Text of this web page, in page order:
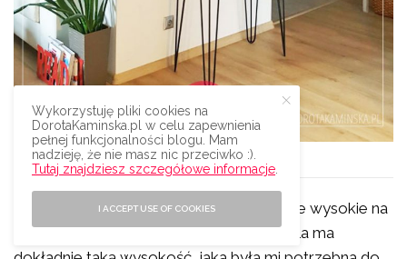
Biała konsola ze skrzyni i czarne nogi hairpin
Śmieję się, że trochę dziwnie wyglądają te wysokie na
71 cm, cienkie nóżki. Ale dzięki nim konsola ma
Wykorzystuję pliki cookies na
DorotaKaminska.pl w celu zapewnienia
pełnej funkcjonalności blogu. Mam
nadzieję, że nie masz nic przeciwko :).
Tutaj znajdziesz szczegółowe informacje
I ACCEPT USE OF COOKIES